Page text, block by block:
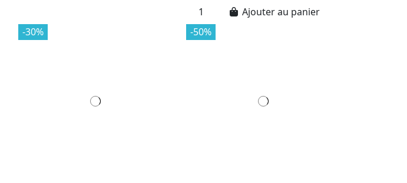
Ajouter au panier
-30% -50%